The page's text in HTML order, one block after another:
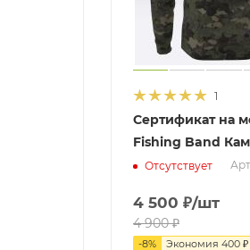
1
Сертификат на
Fishing Band
Отсутствует
4 500 ₽/шт
4 900₽
-8% Экономия 400 ₽